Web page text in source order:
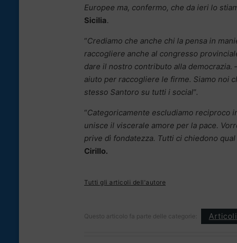
Europee ma, confermo, che da ieri lo
Sicilia.
“Crediamo che anche chi la pensa in
raccogliere anche al congresso
dare il nostro contributo alla democrazia.
aiuto per raccogliere le firme. Siamo noi
stesso Santoro su tutti i social“.
“Categoricamente escludiamo reciproco
unisce il viscerale amore per la pace.
prive dì fondatezza. Tutti ci chiedono
Cirillo.
Tutti gli articoli dell'autore
Questo articolo fa parte delle categorie: Articoli